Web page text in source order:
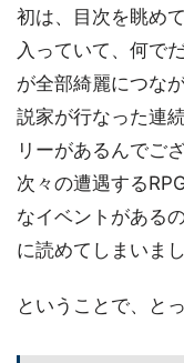
初は、目次を眺め
入っていて、何で
が全部綺麗につな
説家が行なった連
リーがあるんでご
次々の遭遇する
なイベントがある
に読めてしまいまし
ということで、と